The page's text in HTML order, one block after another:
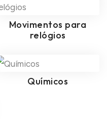
Movimentos para
relógios
Químicos